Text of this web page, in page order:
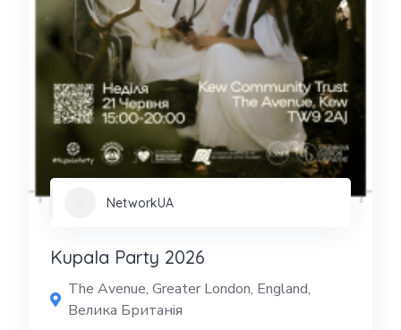
NetworkUA
Kupala Party 2026
The Avenue, Greater London, England,
Велика Британія